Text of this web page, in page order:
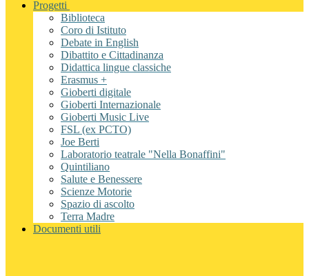
Progetti
Biblioteca
Coro di Istituto
Debate in English
Dibattito e Cittadinanza
Didattica lingue classiche
Erasmus +
Gioberti digitale
Gioberti Internazionale
Gioberti Music Live
FSL (ex PCTO)
Joe Berti
Laboratorio teatrale "Nella Bonaffini"
Quintiliano
Salute e Benessere
Scienze Motorie
Spazio di ascolto
Terra Madre
Documenti utili